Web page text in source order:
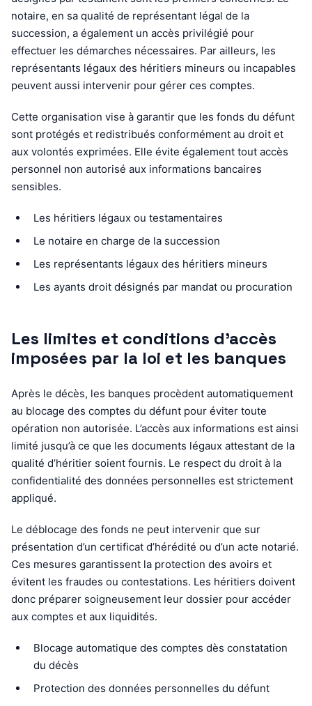
notaire, en sa qualité de représentant légal de la
succession, a également un accès privilégié pour
effectuer les démarches nécessaires. Par ailleurs, les
représentants légaux des héritiers mineurs ou incapables
peuvent aussi intervenir pour gérer ces comptes.
Cette organisation vise à garantir que les fonds du défunt
sont protégés et redistribués conformément au droit et
aux volontés exprimées. Elle évite également tout accès
personnel non autorisé aux informations bancaires
sensibles.
Les héritiers légaux ou testamentaires
Le notaire en charge de la succession
Les représentants légaux des héritiers mineurs
Les ayants droit désignés par mandat ou procuration
Les limites et conditions d’accès
imposées par la loi et les banques
Après le décès, les banques procèdent automatiquement
au blocage des comptes du défunt pour éviter toute
opération non autorisée. L’accès aux informations est ainsi
limité jusqu’à ce que les documents légaux attestant de la
qualité d’héritier soient fournis. Le respect du droit à la
confidentialité des données personnelles est strictement
appliqué.
Le déblocage des fonds ne peut intervenir que sur
présentation d’un certificat d’hérédité ou d’un acte notarié.
Ces mesures garantissent la protection des avoirs et
évitent les fraudes ou contestations. Les héritiers doivent
donc préparer soigneusement leur dossier pour accéder
aux comptes et aux liquidités.
Blocage automatique des comptes dès constatation
du décès
Protection des données personnelles du défunt